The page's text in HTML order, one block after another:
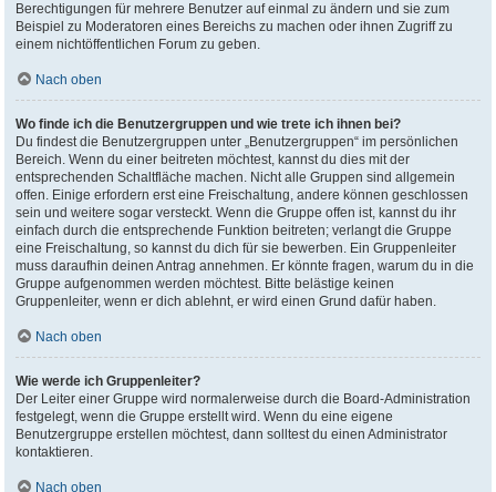
Berechtigungen für mehrere Benutzer auf einmal zu ändern und sie zum
Beispiel zu Moderatoren eines Bereichs zu machen oder ihnen Zugriff zu
einem nichtöffentlichen Forum zu geben.
Nach oben
Wo finde ich die Benutzergruppen und wie trete ich ihnen bei?
Du findest die Benutzergruppen unter „Benutzergruppen“ im persönlichen
Bereich. Wenn du einer beitreten möchtest, kannst du dies mit der
entsprechenden Schaltfläche machen. Nicht alle Gruppen sind allgemein
offen. Einige erfordern erst eine Freischaltung, andere können geschlossen
sein und weitere sogar versteckt. Wenn die Gruppe offen ist, kannst du ihr
einfach durch die entsprechende Funktion beitreten; verlangt die Gruppe
eine Freischaltung, so kannst du dich für sie bewerben. Ein Gruppenleiter
muss daraufhin deinen Antrag annehmen. Er könnte fragen, warum du in die
Gruppe aufgenommen werden möchtest. Bitte belästige keinen
Gruppenleiter, wenn er dich ablehnt, er wird einen Grund dafür haben.
Nach oben
Wie werde ich Gruppenleiter?
Der Leiter einer Gruppe wird normalerweise durch die Board-Administration
festgelegt, wenn die Gruppe erstellt wird. Wenn du eine eigene
Benutzergruppe erstellen möchtest, dann solltest du einen Administrator
kontaktieren.
Nach oben